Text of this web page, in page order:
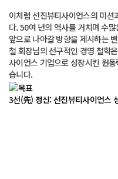
이처럼 선진뷰티사이언스의 미
다. 50여 년의 역사를 거치며 수
앞으로 나아갈 방향을 제시하는
철 회장님의 선구적인 경영 철학
사이언스 기업으로 성장시킨 원
습니다.
3선(先) 정신: 선진뷰티사이언스